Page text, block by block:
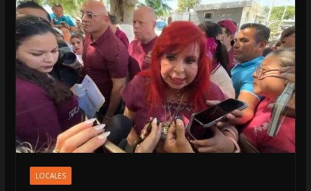
LOCALES